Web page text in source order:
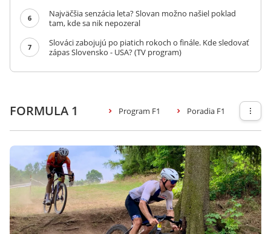
6
Najväčšia senzácia leta? Slovan možno našiel poklad
tam, kde sa nik nepozeral
7
Slováci zabojujú po piatich rokoch o finále. Kde sledovať
zápas Slovensko - USA? (TV program)
FORMULA 1 Program F1 Poradia F1